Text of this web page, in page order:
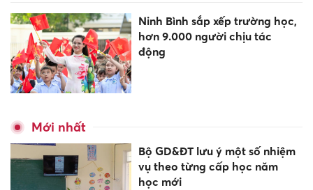
Ninh Bình sắp xếp trường học,
hơn 9.000 người chịu tác
động
Mới nhất
Bộ GD&ĐT lưu ý một số nhiệm
vụ theo từng cấp học năm
học mới